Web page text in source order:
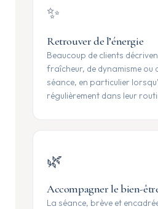
✨
Retrouver de l’énergie
Beaucoup de clients
fraîcheur, de dynamisme ou
séance, en particulier
régulièrement dans leur
🌿
Accompagner le bien-
La séance, brève et